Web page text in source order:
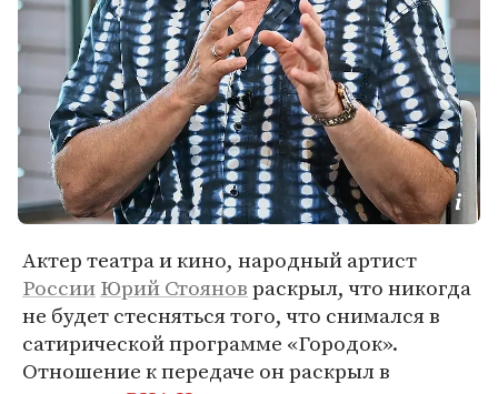
Актер театра и кино, народный артист
РоссииЮрий Стояновраскрыл, что никогда
не будет стесняться того, что снимался в
сатирической программе «Городок».
Отношение к передаче он раскрыл в